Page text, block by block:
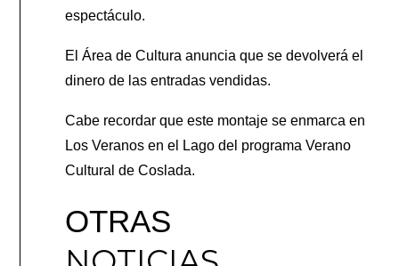
espectáculo.
El Área de Cultura anuncia que se devolverá el
dinero de las entradas vendidas.
Cabe recordar que este montaje se enmarca en
Los Veranos en el Lago del programa Verano
Cultural de Coslada.
OTRAS